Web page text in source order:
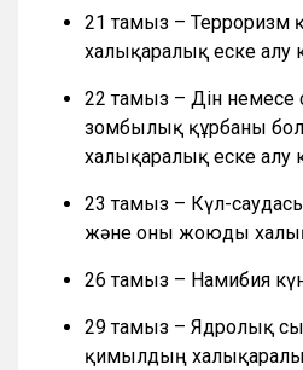
21 тамыз – Терроризм
халықаралық еске алу
22 тамыз – Дін немесе
зомбылық құрбаны
халықаралық еске алу
23 тамыз – Күл-
және оны жоюды
26 тамыз – Намибия
29 тамыз – Ядролық
қимылдың